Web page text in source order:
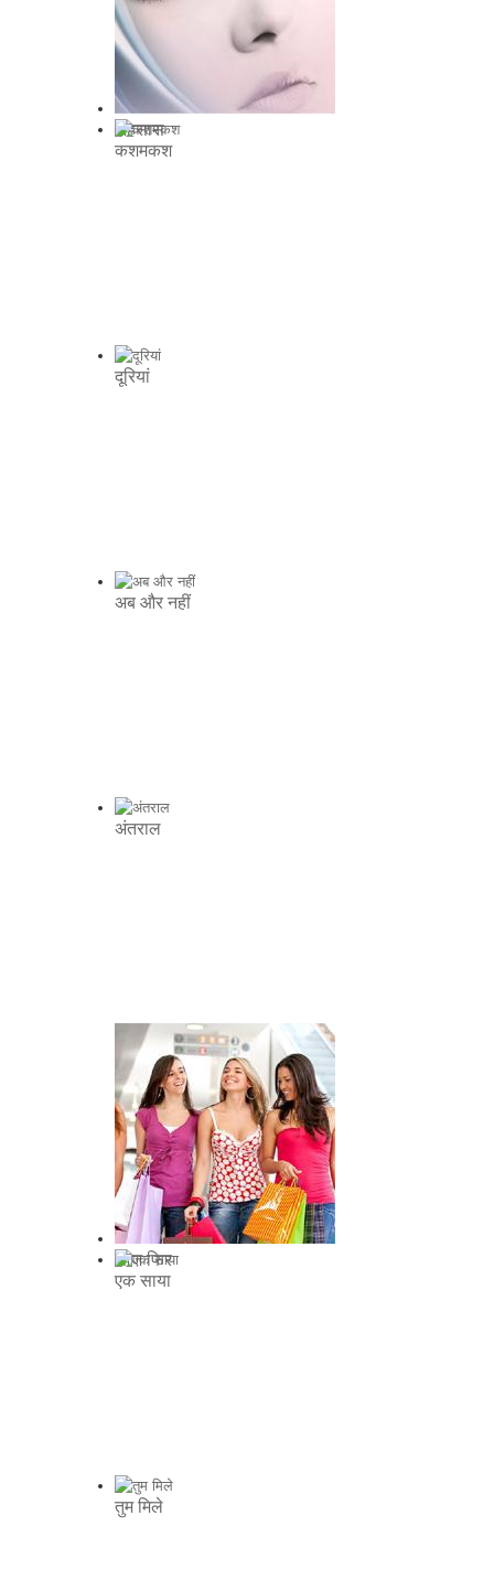
अहसास
कशमकश
दूरियां
अब और नहीं
अंतराल
आज फिर
एक साया
तुम मिले